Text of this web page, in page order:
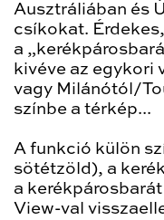
Ausztráliában és
csíkokat.
a
kivéve az egykori
vagy Milánótól/
színbe a térkép...
A funkció külön
sötétzöld), a
a
View-val